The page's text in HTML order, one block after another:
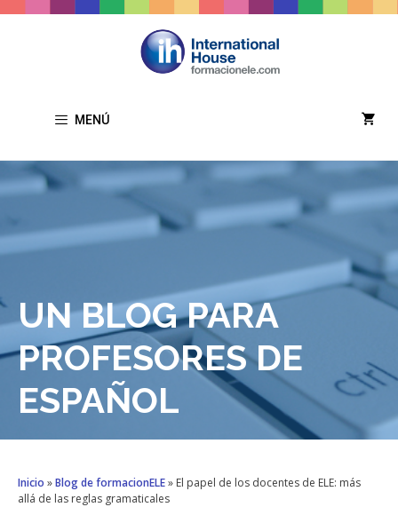
Saltar
MENÚ
UN BLOG PARA
PROFESORES DE
ESPAÑOL
Inicio »Blog de formacionELE» El papel de los docentes de ELE: más
allá de las reglas gramaticales